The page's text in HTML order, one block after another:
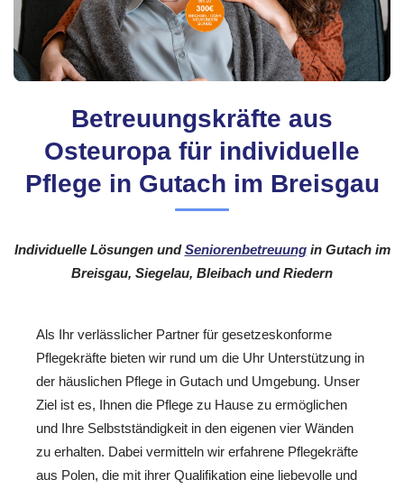
Betreuungskräfte aus
Osteuropa für individuelle
Pflege in Gutach im Breisgau
Individuelle Lösungen undSeniorenbetreuungin Gutach im
Breisgau, Siegelau, Bleibach und Riedern
Als Ihr verlässlicher Partner für gesetzeskonforme
Pflegekräfte bieten wir rund um die Uhr Unterstützung in
der häuslichen Pflege in Gutach und Umgebung. Unser
Ziel ist es, Ihnen die Pflege zu Hause zu ermöglichen
und Ihre Selbstständigkeit in den eigenen vier Wänden
zu erhalten. Dabei vermitteln wir erfahrene Pflegekräfte
aus Polen, die mit ihrer Qualifikation eine liebevolle und